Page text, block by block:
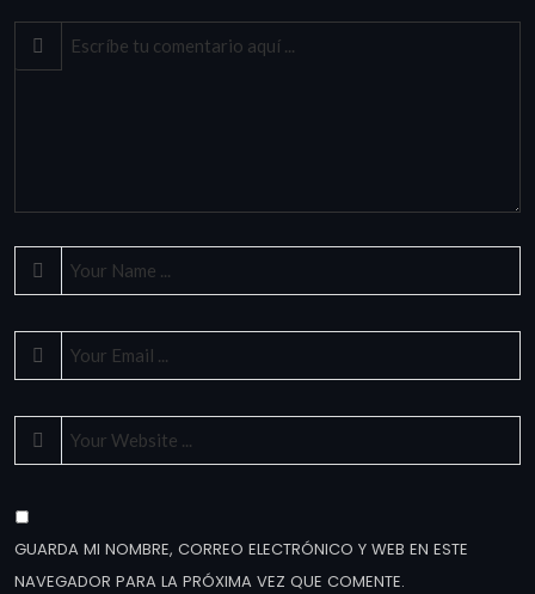
GUARDA MI NOMBRE, CORREO ELECTRÓNICO Y WEB EN ESTE
NAVEGADOR PARA LA PRÓXIMA VEZ QUE COMENTE.